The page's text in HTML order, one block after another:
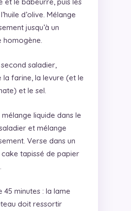
d’olive. Mélange
jusqu’à un
homogène.
saladier,
la farine, la levure (et le
et le sel.
liquide dans le
et mélange
Verse dans un
tapissé de papier
45 minutes : la lame
doit ressortir